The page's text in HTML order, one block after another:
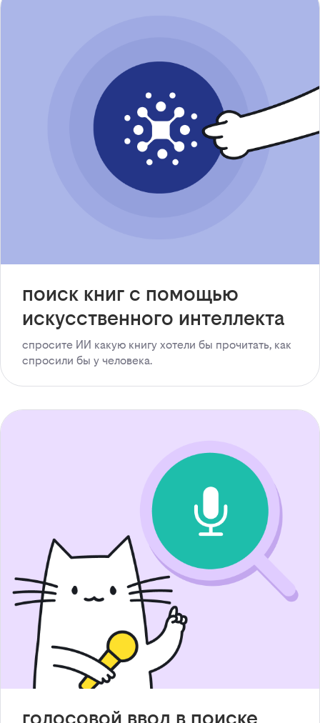
поиск книг с помощью
искусственного интеллекта
спросите ИИ какую книгу хотели бы прочитать, как
спросили бы у человека.
голосовой ввод в поиске